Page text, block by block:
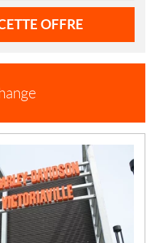
OFFRE